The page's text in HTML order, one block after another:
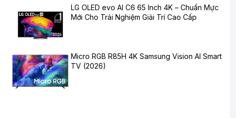
LG OLED evo AI C6 65 Inch 4K – Chuẩn Mực
Mới Cho Trải Nghiệm Giải Trí Cao Cấp
Micro RGB R85H 4K Samsung Vision AI Smart
TV (2026)